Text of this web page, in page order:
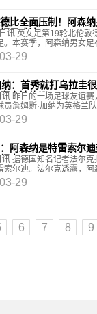
比全面压制！阿森
子戏法
讯 英女足第19轮北伦敦
。本赛季，阿森纳男女
，双双取得大胜，成为德
29
：首秀就打乌拉圭
会被热议
昨日的一场足球友谊赛
员詹姆斯·加纳为英格兰
佳。赛后他接受了采访。
29
阿森纳是特雷索尔
中
据德国知名记者法尔克
索尔迪。法尔克透露，
兴趣浓厚，目前是这位德
29
6 7 8 9